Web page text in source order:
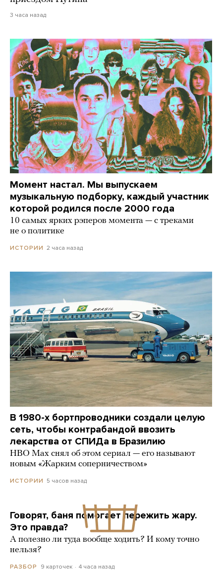
3 часа назад
Момент настал. Мы выпускаем
музыкальную подборку, каждый участник
которой родился после 2000 года
10 самых ярких рэперов момента — с треками
не о политике
ИСТОРИИ 2 часа назад
В 1980-х бортпроводники создали целую
сеть, чтобы контрабандой ввозить
лекарства от СПИДа в Бразилию
HBO Max снял об этом сериал — его называют
новым «Жарким соперничеством»
ИСТОРИИ 5 часов назад
Говорят, баня помогает пережить жару.
Это правда?
А полезно ли туда вообще ходить? И кому точно
нельзя?
РАЗБОР 9 карточек 4 часа назад